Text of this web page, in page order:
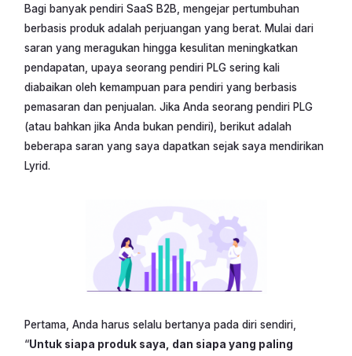
Bagi banyak pendiri SaaS B2B, mengejar pertumbuhan
berbasis produk adalah perjuangan yang berat. Mulai dari
saran yang meragukan hingga kesulitan meningkatkan
pendapatan, upaya seorang pendiri PLG sering kali
diabaikan oleh kemampuan para pendiri yang berbasis
pemasaran dan penjualan. Jika Anda seorang pendiri PLG
(atau bahkan jika Anda bukan pendiri), berikut adalah
beberapa saran yang saya dapatkan sejak saya mendirikan
Lyrid.
Pertama, Anda harus selalu bertanya pada diri sendiri,
“Untuk siapa produk saya, dan siapa yang paling